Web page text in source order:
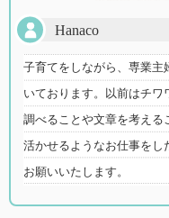
Hanaco
子育てをしながら、専業主
いております。以前はチワ
調べることや文章を考える
活かせるようなお仕事をし
お願いいたします。